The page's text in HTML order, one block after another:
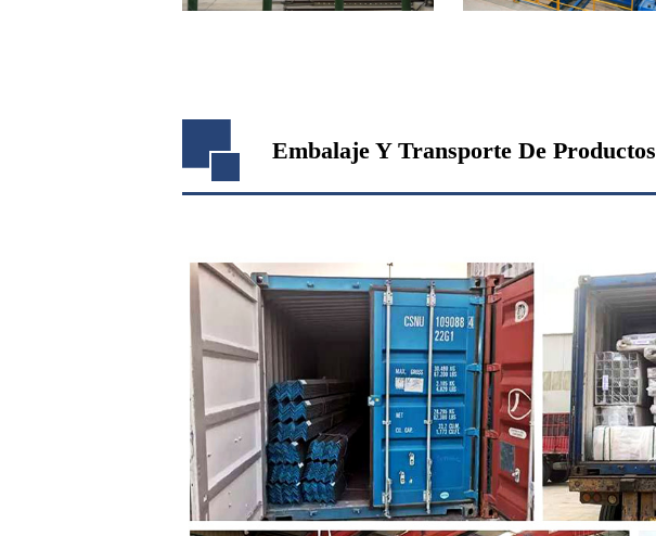
Embalaje Y Transporte De Productos